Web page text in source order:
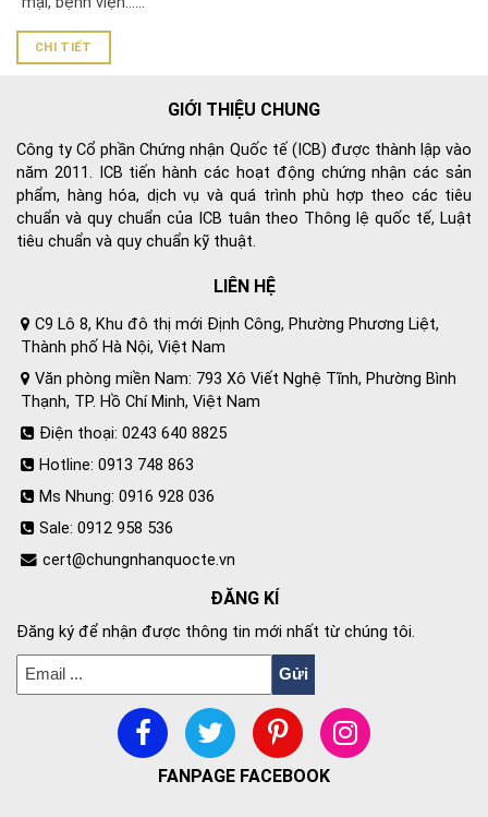
CHI TIẾT
GIỚI THIỆU CHUNG
Công ty Cổ phần Chứng nhận Quốc tế (ICB) được thành lập vào
năm 2011. ICB tiến hành các hoạt động chứng nhận các sản
phẩm, hàng hóa, dịch vụ và quá trình phù hợp theo các tiêu
chuẩn và quy chuẩn của ICB tuân theo Thông lệ quốc tế, Luật
tiêu chuẩn và quy chuẩn kỹ thuật.
LIÊN HỆ
C9 Lô 8, Khu đô thị mới Định Công, Phường Phương Liệt,
Thành phố Hà Nội, Việt Nam
Văn phòng miền Nam: 793 Xô Viết Nghệ Tĩnh, Phường Bình
Thạnh, TP. Hồ Chí Minh, Việt Nam
Điện thoại: 0243 640 8825
Hotline: 0913 748 863
Ms Nhung: 0916 928 036
Sale: 0912 958 536
cert@chungnhanquocte.vn
ĐĂNG KÍ
Đăng ký để nhận được thông tin mới nhất từ chúng tôi.
FANPAGE FACEBOOK